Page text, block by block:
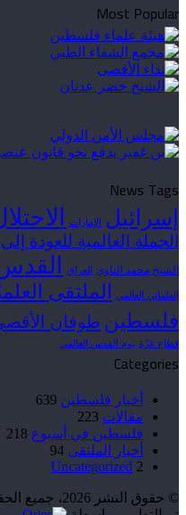
Most Popular
News Tags
إسرائيل الإمارات
الحملة العالمية للعودة
الشيخ محمد الناوي العراق
العلمائي العالمي
الملتقى
فلسطين طوفان
قطاع غزّة يوم القدس العالمي
Categories
أخبار فلسطين 639
مقالات 223
فلسطين في أسبوع 218
أخبار الملتقى 94
Uncategorized 2
© حقوق النشر 2026، جميع الحقوق محفوظة